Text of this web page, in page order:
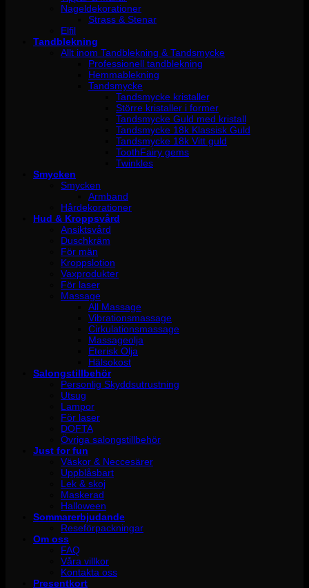
Nageldekorationer
Strass & Stenar
Elfil
Tandblekning
Allt inom Tandblekning & Tandsmycke
Professionell tandblekning
Hemmablekning
Tandsmycke
Tandsmycke kristaller
Större kristaller i former
Tandsmycke Guld med kristall
Tandsmycke 18k Klassisk Guld
Tandsmycke 18k Vitt guld
ToothFairy gems
Twinkles
Smycken
Smycken
Armband
Hårdekorationer
Hud & Kroppsvård
Ansiktsvård
Duschkräm
För män
Kroppslotion
Vaxprodukter
För laser
Massage
All Massage
Vibrationsmassage
Cirkulationsmassage
Massageolja
Eterisk Olja
Hälsokost
Salongstillbehör
Personlig Skyddsutrustning
Utsug
Lampor
För laser
DOFTA
Övriga salongstillbehör
Just for fun
Väskor & Neccesärer
Uppblåsbart
Lek & skoj
Maskerad
Halloween
Sommarerbjudande
Reseförpackningar
Om oss
FAQ
Våra villkor
Kontakta oss
Presentkort